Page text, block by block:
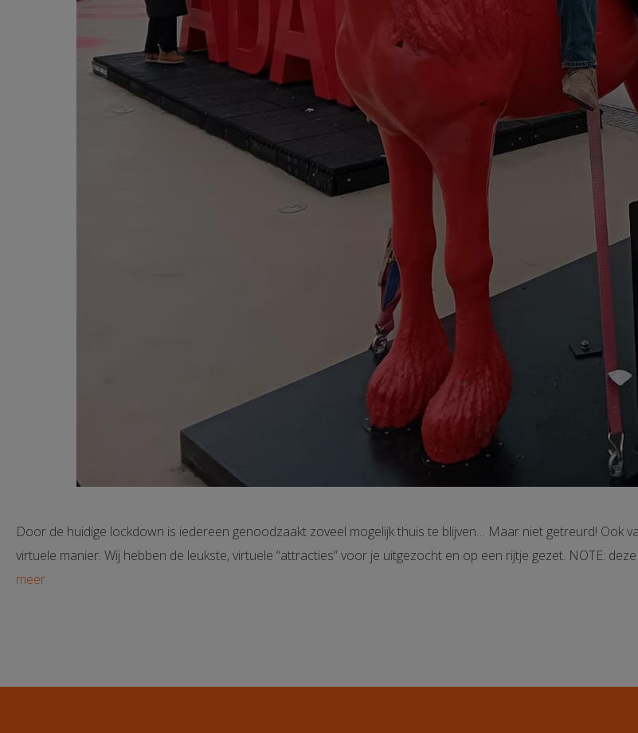
Door de huidige lockdown is iedereen genoodzaakt zoveel mogelijk thuis te blijven… Maar niet getreurd! Ook
virtuele manier. Wij hebben de leukste, virtuele “attracties” voor je uitgezocht en op een rijtje gezet. NOTE:
meer